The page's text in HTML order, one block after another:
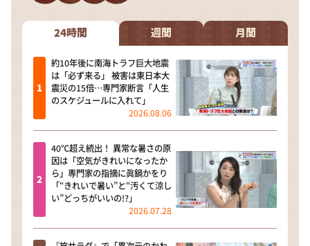
DAIGOも台所 ～きょうの献立 何にする？～
本日はダイアンなり！シーズン２
朝だ！生です旅サラダ
教えて！ニュースライブ 正義のミカタ
ＬＩＦＥ～夢のカタチ～
新婚さんいらっしゃい！
ポツンと一軒家
ザキ山小屋本館
ぺこぱのまるスポ
24時間 週間 月間
約10年後に南海トラフ巨大地震
は「必ず来る」 被害は東日本大
震災の15倍…専門家断言「人生
のスケジュールに入れて」
2026.08.06
40℃超え続出！ 異常な暑さの原
因は「空気がきれいになったか
ら」専門家の指摘に眞鍋かをり
「“きれいで暑い”と“汚くて涼し
い”どっちがいいの!?」
2026.07.28